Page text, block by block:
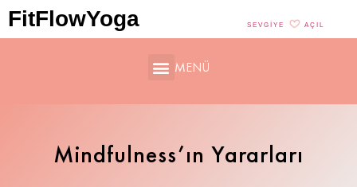
FitFlowYoga SEVGIYE AÇIL
MENÜ
Mindfulness’ın Yararları